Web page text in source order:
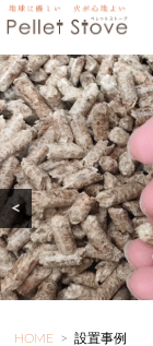
<
HOME >設置事例